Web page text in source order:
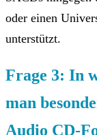
oder einen
unterstützt.
Frage 3: In
man
Audio CD-